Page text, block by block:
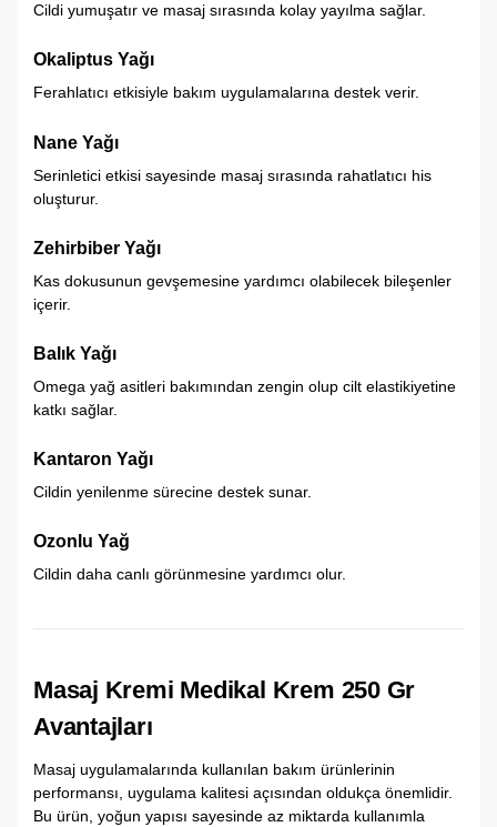
Cildi yumuşatır ve masaj sırasında kolay yayılma sağlar.
Okaliptus Yağı
Ferahlatıcı etkisiyle bakım uygulamalarına destek verir.
Nane Yağı
Serinletici etkisi sayesinde masaj sırasında rahatlatıcı his
oluşturur.
Zehirbiber Yağı
Kas dokusunun gevşemesine yardımcı olabilecek bileşenler
içerir.
Balık Yağı
Omega yağ asitleri bakımından zengin olup cilt elastikiyetine
katkı sağlar.
Kantaron Yağı
Cildin yenilenme sürecine destek sunar.
Ozonlu Yağ
Cildin daha canlı görünmesine yardımcı olur.
Masaj Kremi Medikal Krem 250 Gr
Avantajları
Masaj uygulamalarında kullanılan bakım ürünlerinin
performansı, uygulama kalitesi açısından oldukça önemlidir.
Bu ürün, yoğun yapısı sayesinde az miktarda kullanımla